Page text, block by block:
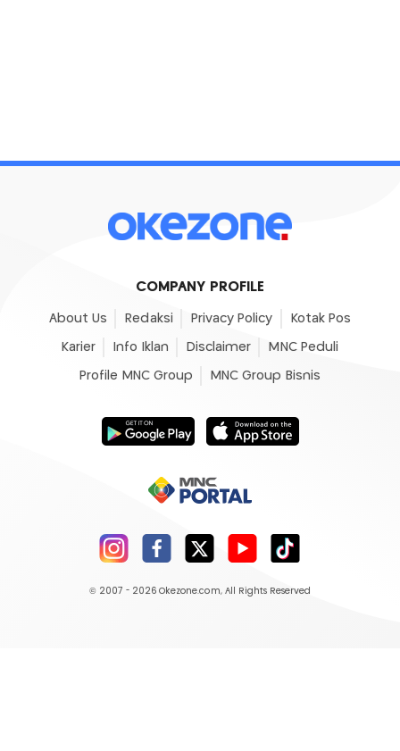
COMPANY PROFILE
About Us Redaksi Privacy Policy Kotak Pos
Karier Info Iklan Disclaimer MNC Peduli
Profile MNC Group MNC Group Bisnis
© 2007 - 2026 Okezone.com, All Rights Reserved